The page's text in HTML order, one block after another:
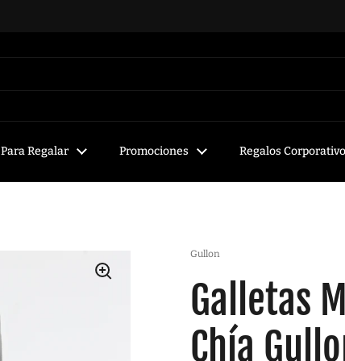
Para Regalar Promociones Regalos
Gullon
Galletas
Chía